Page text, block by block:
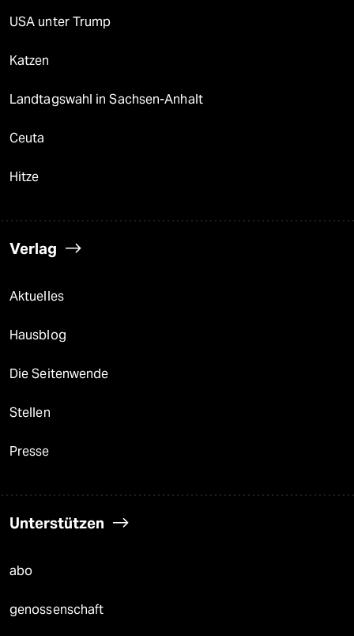
USA unter Trump
Katzen
Landtagswahl in Sachsen-Anhalt
Ceuta
Hitze
Verlag
Aktuelles
Hausblog
Die Seitenwende
Stellen
Presse
Unterstützen
abo
genossenschaft